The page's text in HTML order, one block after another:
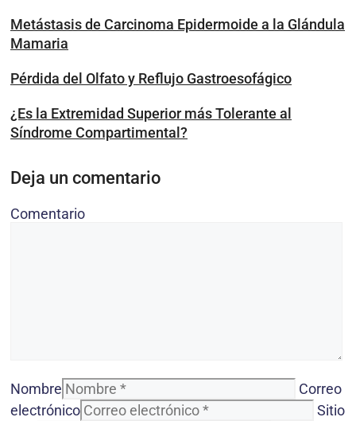
Metástasis de Carcinoma Epidermoide a la Glándula
Mamaria
Pérdida del Olfato y Reflujo Gastroesofágico
¿Es la Extremidad Superior más Tolerante al
Síndrome Compartimental?
Deja un comentario
Comentario
Nombre
Correo
electrónico
Sitio